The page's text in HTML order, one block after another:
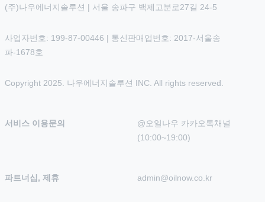
(주)나우에너지솔루션 | 서울 송파구 백제고분로27길 24-5
사업자번호: 199-87-00446 | 통신판매업번호: 2017-서울송
파-1678호
Copyright 2025. 나우에너지솔루션 INC. All rights reserved.
서비스 이용문의
@오일나우 카카오톡채널
(10:00~19:00)
파트너십, 제휴 admin@oilnow.co.kr